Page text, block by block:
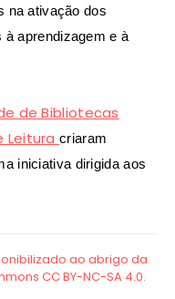
na ativação dos
aprendizagem e à
de Bibliotecas
Leituracriaram
iniciativa dirigida aos